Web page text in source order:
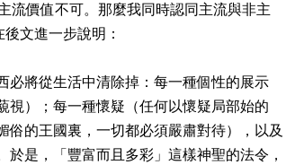
價值不可。那麼我同時認同主流與非主
文進一步說明：
必將從生活中清除掉：每一種個性的展示
視）；每一種懷疑（任何以懷疑局部始的
的王國裏，一切都必須嚴肅對待），以及
是，「豐富而且多彩」這樣神聖的法令，